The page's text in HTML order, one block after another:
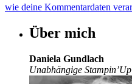
wie deine Kommentardaten
Über mich
Daniela Gundlach
Unabhängige